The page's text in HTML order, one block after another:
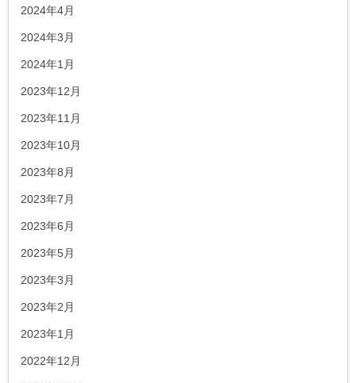
2024年4月
2024年3月
2024年1月
2023年12月
2023年11月
2023年10月
2023年8月
2023年7月
2023年6月
2023年5月
2023年3月
2023年2月
2023年1月
2022年12月